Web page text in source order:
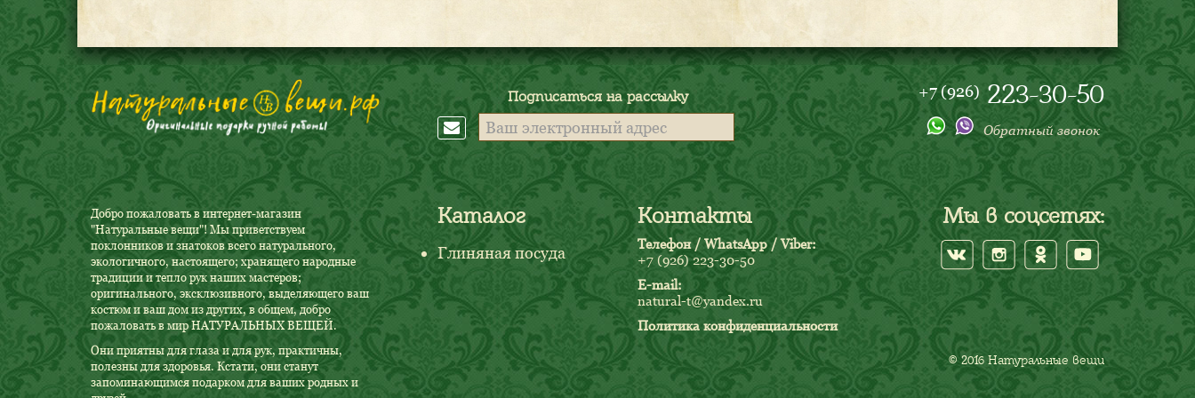
Подписаться на рассылку +7 (926) 223-30-50
Обратный звонок
Добро пожаловать в интернет-магазин
"Натуральные вещи"! Мы приветствуем
поклонников и знатоков всего натурального,
экологичного, настоящего; хранящего народные
традиции и тепло рук наших мастеров;
оригинального, эксклюзивного, выделяющего ваш
костюм и ваш дом из других, в общем, добро
пожаловать в мир НАТУРАЛЬНЫХ ВЕЩЕЙ.
Они приятны для глаза и для рук, практичны,
полезны для здоровья. Кстати, они станут
запоминающимся подарком для ваших родных и
Каталог
Глиняная посуда
Контакты
Телефон / WhatsApp / Viber:
+7 (926) 223-30-50
E-mail:
natural-t@yandex.ru
Политика конфиденциальности
Мы в соцсетях:
© 2016 Натуральные вещи